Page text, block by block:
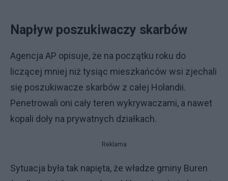
Napływ poszukiwaczy skarbów
Agencja AP opisuje, że na początku roku do
liczącej mniej niż tysiąc mieszkańców wsi zjechali
się poszukiwacze skarbów z całej Holandii.
Penetrowali oni cały teren wykrywaczami, a nawet
kopali doły na prywatnych działkach.
Reklama
Sytuacja była tak napięta, że władze gminy Buren